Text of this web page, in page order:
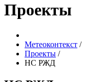
Проекты
Метеоконтекст /
Проекты /
НС РЖД